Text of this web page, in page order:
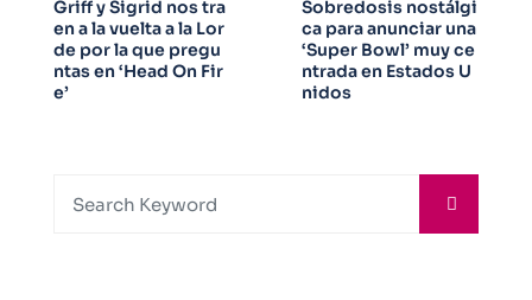
Griff y Sigrid nos tra
en a la vuelta a la Lor
de por la que pregu
ntas en ‘Head On Fir
e’
Sobredosis nostálgi
ca para anunciar una
‘Super Bowl’ muy ce
ntrada en Estados U
nidos